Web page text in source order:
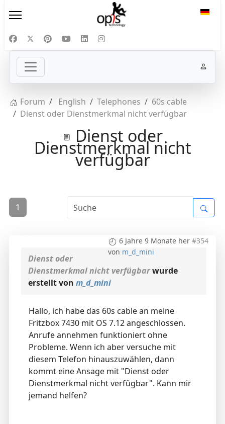
Forum English Telephones
60s cable
Dienst oder Dienstmerkmal nicht verfügbar
Dienst oder
Dienstmerkmal nicht
verfügbar
1
6 Jahre 9 Monate her #354
von m_d_mini
Dienst oder
Dienstmerkmal nicht verfügbarwurde
erstellt von m_d_mini
Hallo, ich habe das 60s cable an meine
Fritzbox 7430 mit OS 7.12 angeschlossen.
Anrufe annehmen funktioniert ohne
Probleme. Wenn ich aber versuche mit
diesem Telefon hinauszuwählen, dann
kommt eine Ansage mit "Dienst oder
Dienstmerkmal nicht verfügbar". Kann mir
jemand helfen?